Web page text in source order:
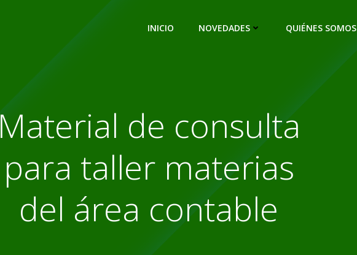
INICIO NOVEDADES QUIÉNES SOMOS
Material de consulta
para taller materias
del área contable